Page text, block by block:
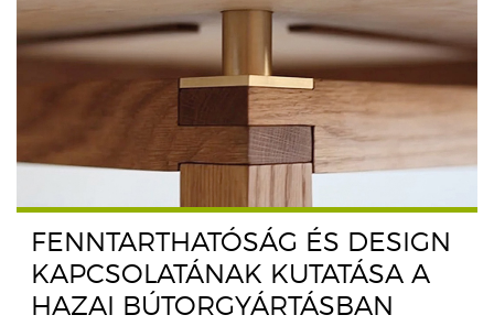
FENNTARTHATÓSÁG ÉS DESIGN
KAPCSOLATÁNAK KUTATÁSA A
HAZAI BÚTORGYÁRTÁSBAN